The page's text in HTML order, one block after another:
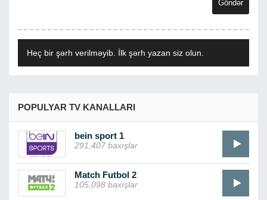
Heç bir şərh verilməyib. İlk şərh yazan siz olun.
POPULYAR TV KANALLARI
bein sport 1
291,407 baxışlar
Match Futbol 2
105,098 baxışlar